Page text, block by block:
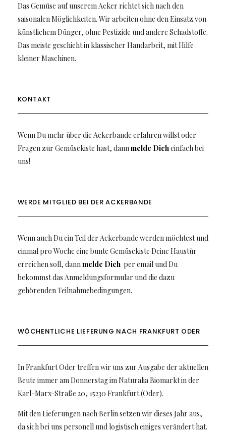
Das Gemüse auf unserem Acker richtet sich nach den
saisonalen Möglichkeiten. Wir arbeiten ohne den Einsatz von
künstlichem Dünger, ohne Pestizide und andere Schadstoffe.
Das meiste geschieht in klassischer Handarbeit, mit Hilfe
kleiner Maschinen.
KONTAKT
Wenn Du mehr über die Ackerbande erfahren willst oder
Fragen zur Gemüsekiste hast, dann melde Dicheinfach bei
uns!
WERDE MITGLIED BEI DER ACKERBANDE
Wenn auch Du ein Teil der Ackerbande werden möchtest und
einmal pro Woche eine bunte Gemüsekiste Deine Haustür
erreichen soll, dann melde Dichper email und Du
bekommst das Anmeldungsformular und die dazu
gehörenden Teilnahmebedingungen.
WÖCHENTLICHE LIEFERUNG NACH FRANKFURT ODER
In Frankfurt Oder treffen wir uns zur Ausgabe der aktuellen
Beute immer am Donnerstag im Naturalia Biomarkt in der
Karl-Marx-Straße 20, 15230 Frankfurt (Oder).
Mit den Lieferungen nach Berlin setzen wir dieses Jahr aus,
da sich bei uns personell und logistisch einiges verändert hat.